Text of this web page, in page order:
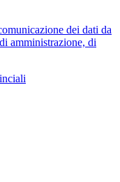
dei dati da
amministrazione, di